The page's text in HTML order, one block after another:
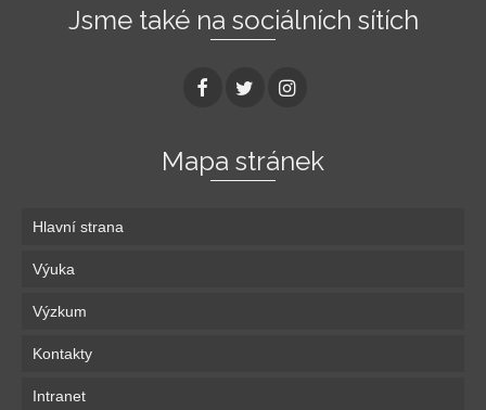
Bi63336: Biologie zárodečných buněk (Anger):
Jsme také na sociálních sítích
Mapa stránek
Hlavní strana
Výuka
Výzkum
Kontakty
Intranet